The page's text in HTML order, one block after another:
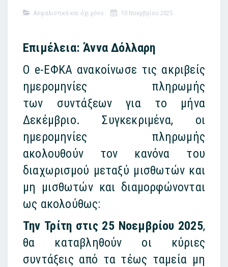
Ασφαλιστικά και όχι μόνο 10 Νοεμβρίου 2025
Επιμέλεια: Άννα Δόλλαρη
Ο e-ΕΦΚΑ ανακοίνωσε τις ακριβείς
ημερομηνίες πληρωμής
των συντάξεων για το μήνα
Δεκέμβριο. Συγκεκριμένα, οι
ημερομηνίες πληρωμής
ακολουθούν τον κανόνα του
διαχωρισμού μεταξύ μισθωτών και
μη μισθωτών και διαμορφώνονται
ως ακολούθως:
Την Τρίτη στις 25 Νοεμβρίου 2025,
θα καταβληθούν οι κύριες
συντάξεις από τα τέως ταμεία μη